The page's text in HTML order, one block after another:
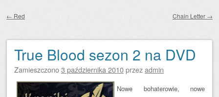
← Red Chain Letter →
True Blood sezon 2 na DVD
Zamieszczono3 października 2010przezadmin
Nowe bohaterowie, nowe